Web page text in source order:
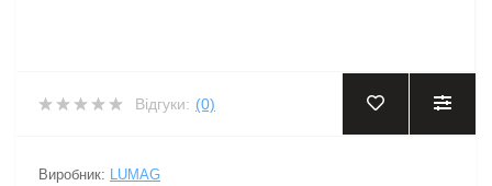
‹ ›
Відгуки: (0)
Виробник: LUMAG